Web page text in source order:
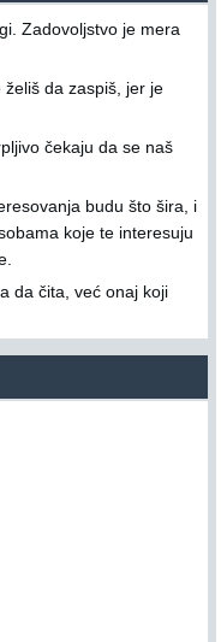
Zadovoljstvo je mera
da zaspiš, jer je
čekaju da se naš
budu što šira, i
koje te interesuju
da čita, već onaj koji